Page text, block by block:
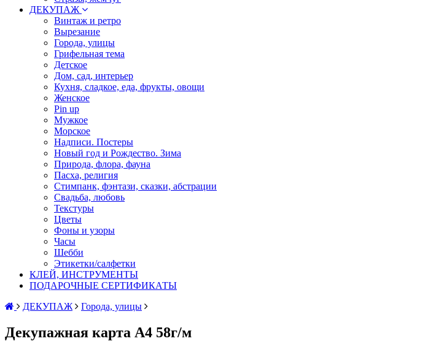
ДЕКУПАЖ
Винтаж и ретро
Вырезание
Города, улицы
Грифельная тема
Детское
Дом, сад, интерьер
Кухня, сладкое, еда, фрукты, овощи
Женское
Pin up
Мужкое
Морское
Надписи. Постеры
Новый год и Рождество. Зима
Природа, флора, фауна
Пасха, религия
Стимпанк, фэнтази, сказки, абстрации
Свадьба, любовь
Текстуры
Цветы
Фоны и узоры
Часы
Шебби
Этикетки/салфетки
КЛЕЙ, ИНСТРУМЕНТЫ
ПОДАРОЧНЫЕ СЕРТИФИКАТЫ
ДЕКУПАЖ
Города, улицы
Декупажная карта А4 58г/м